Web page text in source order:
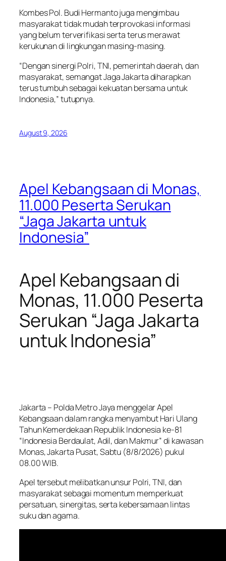
Kombes Pol. Budi Hermanto juga mengimbau
masyarakat tidak mudah terprovokasi informasi
yang belum terverifikasi serta terus merawat
kerukunan di lingkungan masing-masing.
“Dengan sinergi Polri, TNI, pemerintah daerah, dan
masyarakat, semangat Jaga Jakarta diharapkan
terus tumbuh sebagai kekuatan bersama untuk
Indonesia,” tutupnya.
August 9, 2026
Apel Kebangsaan di Monas,
11.000 Peserta Serukan
“Jaga Jakarta untuk
Indonesia”
Apel Kebangsaan di
Monas, 11.000 Peserta
Serukan “Jaga Jakarta
untuk Indonesia”
Jakarta – Polda Metro Jaya menggelar Apel
Kebangsaan dalam rangka menyambut Hari Ulang
Tahun Kemerdekaan Republik Indonesia ke-81
“Indonesia Berdaulat, Adil, dan Makmur” di kawasan
Monas, Jakarta Pusat, Sabtu (8/8/2026) pukul
08.00 WIB.
Apel tersebut melibatkan unsur Polri, TNI, dan
masyarakat sebagai momentum memperkuat
persatuan, sinergitas, serta kebersamaan lintas
suku dan agama.